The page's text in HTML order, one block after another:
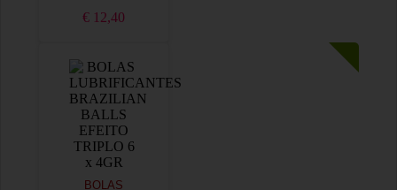
€ 12,40
BOLAS